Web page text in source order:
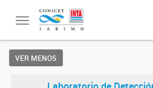
Toggle
VER MENOS